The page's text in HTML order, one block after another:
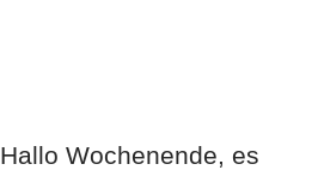
Hallo Wochenende, es